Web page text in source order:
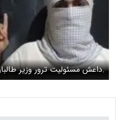
.داعش مسئولیت ترور وزیر